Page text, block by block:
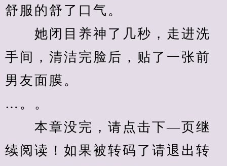
舒服的舒了口气。
她闭目养神了几秒，走进洗
手间，清洁完脸后，贴了一张前
男友面膜。
…。。
本章没完，请点击下—页继
续阅读！如果被转码了请退出转